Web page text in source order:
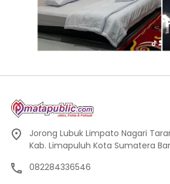
Jorong Lubuk Limpato Nagari
Kab. Limapuluh Kota Sumatera
082284336546